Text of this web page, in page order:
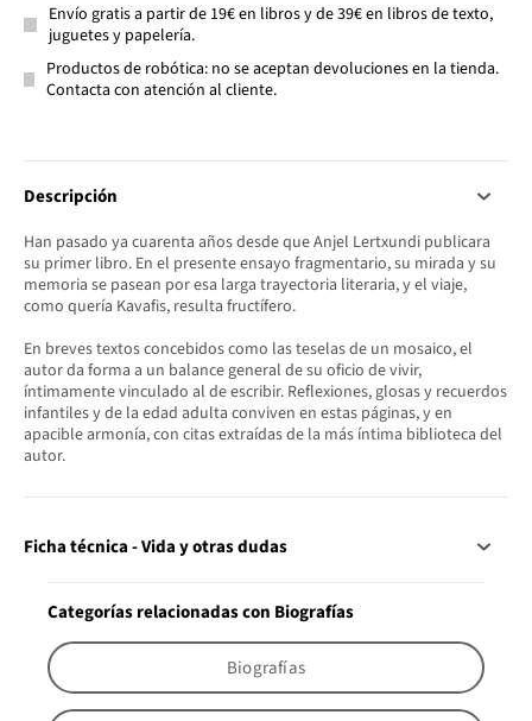
Envío gratis a partir de 19€ en libros y de 39€ en libros de texto,
juguetes y papelería.
Productos de robótica: no se aceptan devoluciones en la tienda.
Contacta con atención al cliente.
Descripción
Han pasado ya cuarenta años desde que Anjel Lertxundi publicara
su primer libro. En el presente ensayo fragmentario, su mirada y su
memoria se pasean por esa larga trayectoria literaria, y el viaje,
como quería Kavafis, resulta fructífero.
En breves textos concebidos como las teselas de un mosaico, el
autor da forma a un balance general de su oficio de vivir,
íntimamente vinculado al de escribir. Reflexiones, glosas y recuerdos
infantiles y de la edad adulta conviven en estas páginas, y en
apacible armonía, con citas extraídas de la más íntima biblioteca del
autor.
Ficha técnica - Vida y otras dudas
Categorías relacionadas con Biografías
Biografías